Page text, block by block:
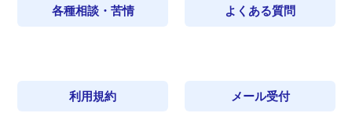
各種相談・苦情 よくある質問
利用規約 メール受付